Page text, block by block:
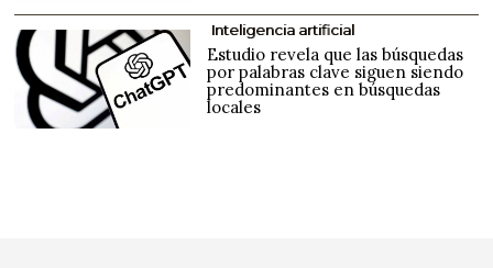
Inteligencia artificial
Estudio revela que las búsquedas
por palabras clave siguen siendo
predominantes en búsquedas
locales